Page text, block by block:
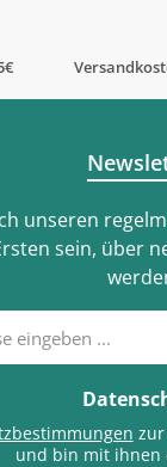
unseren
sein, über
und bin mit ihnen